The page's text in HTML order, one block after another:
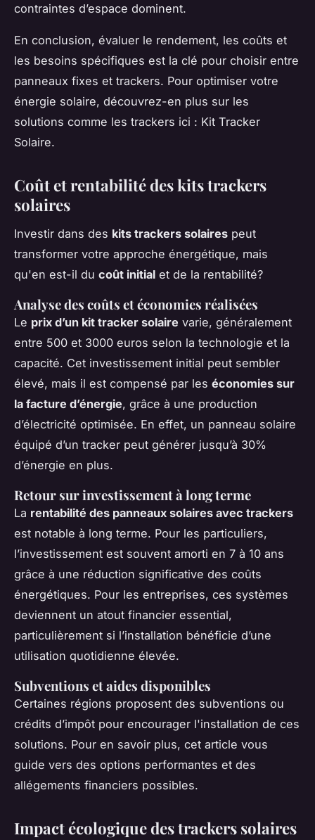
contraintes d’espace dominent.
En conclusion, évaluer le rendement, les coûts et
les besoins spécifiques est la clé pour choisir entre
panneaux fixes et trackers. Pour optimiser votre
énergie solaire, découvrez-en plus sur les
solutions comme les trackers ici : Kit Tracker
Solaire.
Coût et rentabilité des kits trackers
solaires
Investir dans des kits trackers solaires peut
transformer votre approche énergétique, mais
qu'en est-il du coût initial et de la rentabilité?
Analyse des coûts et économies réalisées
Le prix d’un kit tracker solaire varie, généralement
entre 500 et 3000 euros selon la technologie et la
capacité. Cet investissement initial peut sembler
élevé, mais il est compensé par les économies sur
la facture d’énergie, grâce à une production
d’électricité optimisée. En effet, un panneau solaire
équipé d’un tracker peut générer jusqu’à 30%
d’énergie en plus.
Retour sur investissement à long terme
La rentabilité des panneaux solaires avec trackers
est notable à long terme. Pour les particuliers,
l’investissement est souvent amorti en 7 à 10 ans
grâce à une réduction significative des coûts
énergétiques. Pour les entreprises, ces systèmes
deviennent un atout financier essential,
particulièrement si l’installation bénéficie d’une
utilisation quotidienne élevée.
Subventions et aides disponibles
Certaines régions proposent des subventions ou
crédits d’impôt pour encourager l'installation de ces
solutions. Pour en savoir plus, cet article vous
guide vers des options performantes et des
allégements financiers possibles.
Impact écologique des trackers solaires